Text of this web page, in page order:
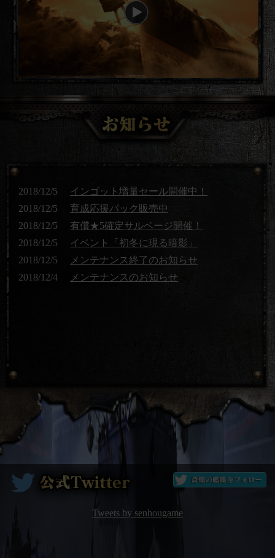
2018/12/5
インゴット増量セール開催中！
2018/12/5
育成応援パック販売中
2018/12/5
有償★5確定サルベージ開催！
2018/12/5
イベント「初冬に現る暗影」
2018/12/5
メンテナンス終了のお知らせ
2018/12/4
メンテナンスのお知らせ
Tweets by senhougame